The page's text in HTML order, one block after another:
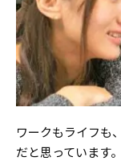
ワークもライフも
だと思っています